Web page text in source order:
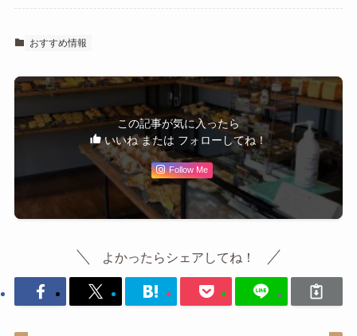
おすすめ情報
この記事が気に入ったら
いいね または フォローしてね！
Follow Me
よかったらシェアしてね！